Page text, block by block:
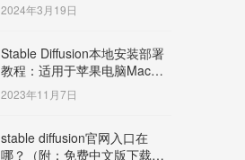
2024年3月19日
Stable Diffusion本地安装部署
教程：适用于苹果电脑Mac
OS系统M系列芯片：
MacBook/iMac等
2023年11月7日
stable diffusion官网入口在
哪？（附：免费中文版下载安